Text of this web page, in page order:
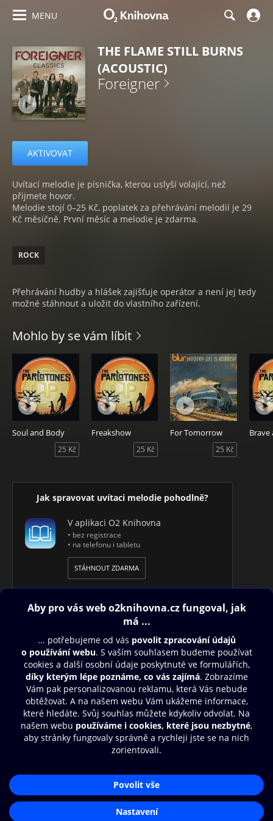
MENU
THE FLAME STILL BURNS
(ACOUSTIC)
Foreigner
AKTIVOVAT
Uvítací melodie je písnička, kterou uslyší volající, než
přijmete hovor.
Melodie stojí 0–25 Kč, poplatek za přehrávání melodií je 29
Kč měsíčně. První měsíc a melodie je zdarma.
ROCK
Přehrávání hudby a hlášek zajišťuje operátor a není jej tedy
možné stáhnout a uložit do vlastního zařízení.
Mohlo by se vám líbit
Soul and Body
25 Kč
Freakshow
25 Kč
For Tomorrow
25 Kč
Brave
Jak spravovat uvítaci melodie pohodlně?
V aplikaci O2 Knihovna
• bez registrace
• na telefonu i tabletu
STÁHNOUT ZDARMA
Obsah ke stažení
Moje O2 Knihovna
Další zábava
© O2 Czech Republic a.s.
Zásady zpracování osobních údajůAplikace O2 Knihovna
Čti a poslouchej své e-knihy a